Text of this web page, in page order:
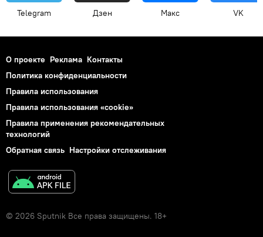
Telegram Дзен Макс VK
О проекте Реклама Контакты
Политика конфиденциальности
Правила использования
Правила использования «cookie»
Правила применения рекомендательных
технологий
Обратная связь Настройки отслеживания
© 2026 Sputnik Все права защищены. 18+